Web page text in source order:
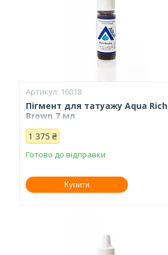
16018
Пігмент для татуажу Aqua Rich
Brown 7 мл
1 375 ₴
Готово до відправки
Купити